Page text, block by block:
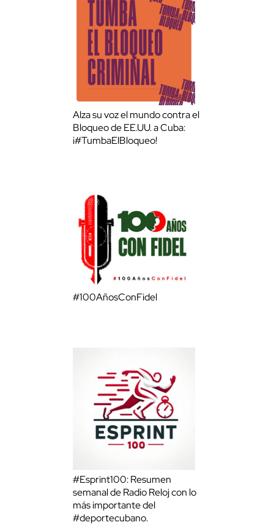
Alza su voz el mundo contra el
Bloqueo de EE.UU. a Cuba:
¡#TumbaElBloqueo!
#100AñosConFidel
#Esprint100: Resumen
semanal de Radio Reloj con lo
más importante del
#deportecubano.